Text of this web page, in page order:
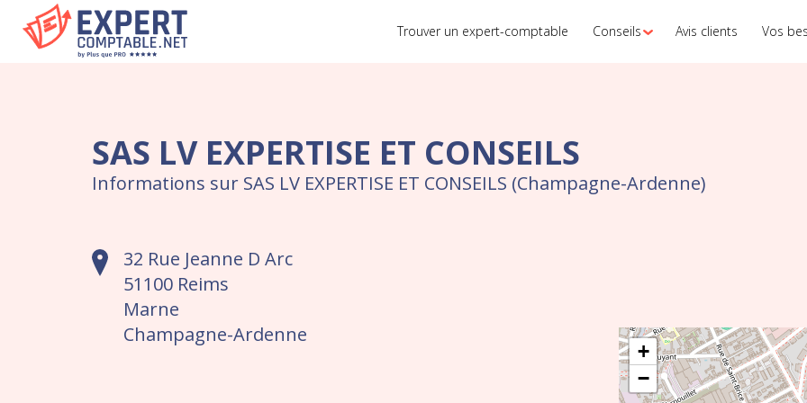
Trouver un expert-comptable Conseils Avis clients Vos
SAS LV EXPERTISE ET CONSEILS
Informations sur SAS LV EXPERTISE ET CONSEILS (Champagne-Ardenne)
32 Rue Jeanne D Arc
51100 Reims
Marne
Champagne-Ardenne
+
−